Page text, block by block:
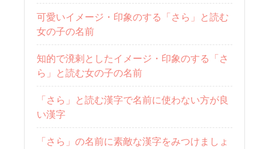
可愛いイメージ・印象のする「さら」と読む
女の子の名前
知的で溌剌としたイメージ・印象のする「さ
ら」と読む女の子の名前
「さら」と読む漢字で名前に使わない方が良
い漢字
「さら」の名前に素敵な漢字をみつけましょ